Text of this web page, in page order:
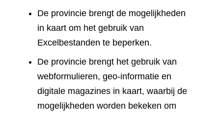
De provincie brengt de mogelijkheden
in kaart om het gebruik van
Excelbestanden te beperken.
De provincie brengt het gebruik van
webformulieren, geo-informatie en
digitale magazines in kaart, waarbij de
mogelijkheden worden bekeken om